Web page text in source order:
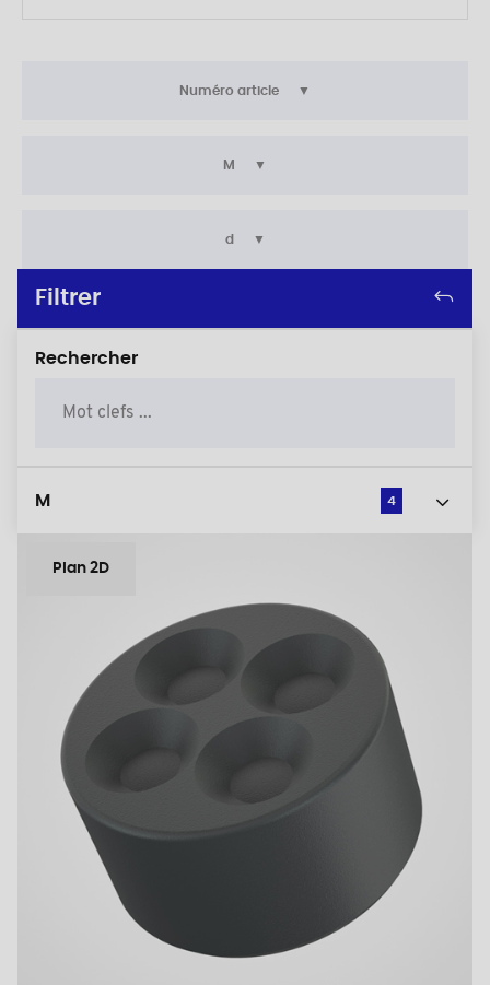
Numéro article
M
d
Filtrer
Rechercher
M 4
Plan 2D